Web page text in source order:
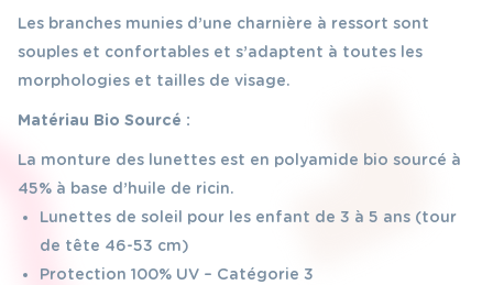
Les branches munies d’une charnière à ressort sont
souples et confortables et s’adaptent à toutes les
morphologies et tailles de visage.
Matériau Bio Sourcé :
La monture des lunettes est en polyamide bio sourcé à
45% à base d’huile de ricin.
Lunettes de soleil pour les enfant de 3 à 5 ans (tour
de tête 46-53 cm)
Protection 100% UV – Catégorie 3